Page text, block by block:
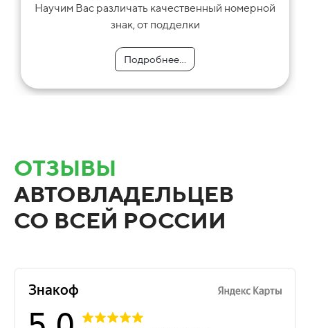
Научим Вас различать качественный номерной
знак, от подделки
Подробнее...
Подробнее...
Подробнее...
Подробнее...
Подробнее...
ОТЗЫВЫ
АВТОВЛАДЕЛЬЦЕВ
СО ВСЕЙ РОССИИ